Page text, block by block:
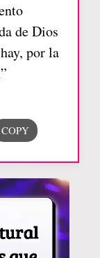
de Dios
por la